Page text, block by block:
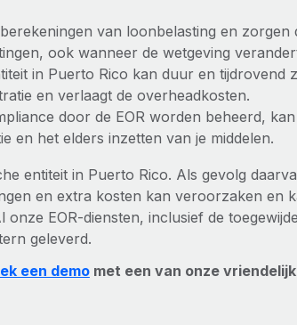
van loonbelasting en zorgen
ook wanneer de wetgeving
in Puerto Rico kan duur en tijdrovend
en verlaagt de overheadkosten.
door de EOR worden beheerd, kan
en het elders inzetten van je middelen.
entiteit in Puerto Rico. Als gevolg
en extra kosten kan veroorzaken en
EOR-diensten, inclusief de toegewijde
geleverd.
een demomet een van onze